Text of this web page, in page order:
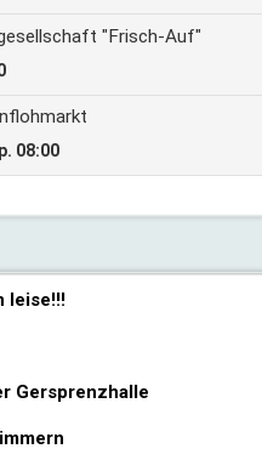
leise!!!
Gersprenzhalle